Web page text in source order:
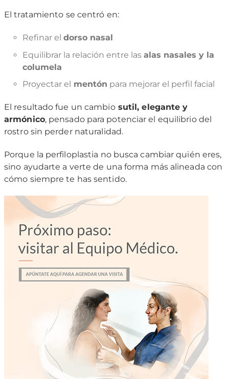
El tratamiento se centró en:
Refinar el dorso nasal
Equilibrar la relación entre las alas nasales y la
columela
Proyectar el mentón para mejorar el perfil facial
El resultado fue un cambiosutil, elegante y
armónico, pensado para potenciar el equilibrio del
rostro sin perder naturalidad.
Porque la perfiloplastia no busca cambiar quién eres,
sino ayudarte a verte de una forma más alineada con
cómo siempre te has sentido.